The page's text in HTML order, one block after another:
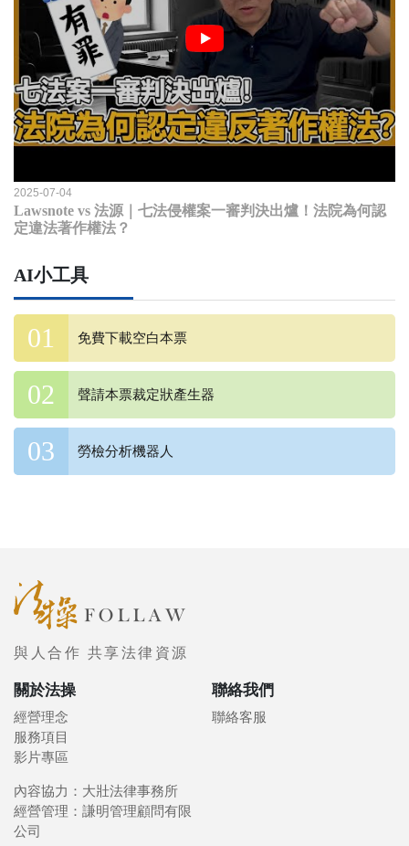
2025-07-04
Lawsnote vs 法源｜七法侵權案一審判決出爐！法院為何認
定違法著作權法？
AI小工具
免費下載空白本票
聲請本票裁定狀產生器
勞檢分析機器人
與人合作 共享法律資源
關於法操
經營理念
服務項目
影片專區
聯絡我們
聯絡客服
內容協力：大壯法律事務所
經營管理：謙明管理顧問有限
公司